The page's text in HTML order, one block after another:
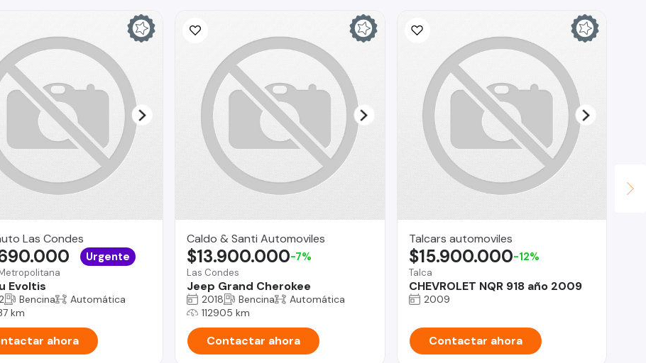
Las Condes
Evoltis
Urgente
Bencina
Automática
km
ahora
Caldo & Santi Automoviles
Las Condes
Jeep Grand Cherokee
$13.900.000-7%
2018 Bencina
Automática
112905 km
Contactar ahora
Talcars automoviles
Talca
CHEVROLET NQR 918 año 2009
$15.900.000-12%
2009
Contactar ahora